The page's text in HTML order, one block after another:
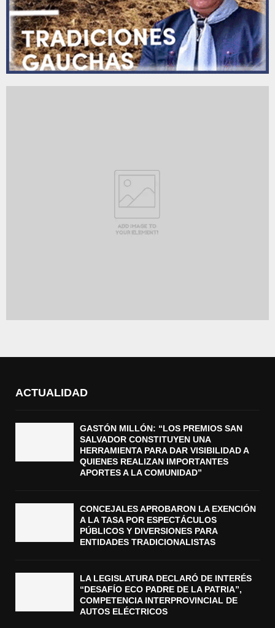
ACTUALIDAD
GASTÓN MILLÓN: “LOS PREMIOS SAN
SALVADOR CONSTITUYEN UNA
HERRAMIENTA PARA DAR VISIBILIDAD A
QUIENES REALIZAN IMPORTANTES
APORTES A LA COMUNIDAD”
CONCEJALES APROBARON LA EXENCIÓN
A LA TASA POR ESPECTÁCULOS
PÚBLICOS Y DIVERSIONES PARA
ENTIDADES TRADICIONALISTAS
LA LEGISLATURA DECLARÓ DE INTERÉS
“DESAFÍO ECO PADRE DE LA PATRIA”,
COMPETENCIA INTERPROVINCIAL DE
AUTOS ELÉCTRICOS